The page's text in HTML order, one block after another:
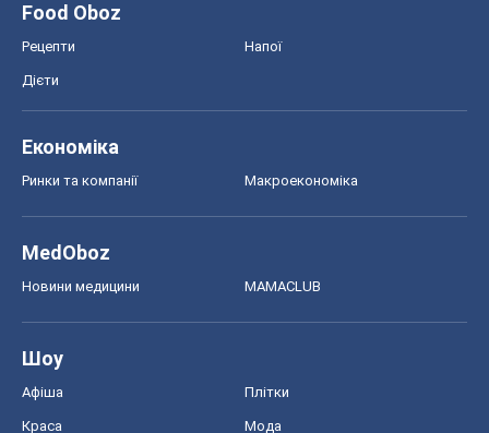
Food Oboz
Рецепти Напої
Дієти
Економіка
Ринки та компанії Макроекономіка
MedOboz
Новини медицини MAMACLUB
Шоу
Афіша Плітки
Краса Мода